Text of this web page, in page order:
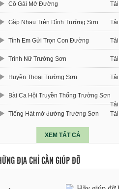
Cô Gái Mở Đường Tải
Gặp Nhau Trên Đỉnh Trường Sơn Tải
Tình Em Gửi Trọn Con Đường Tải
Trinh Nữ Trường Sơn Tải
Huyền Thoại Trường Sơn Tải
Bài Ca Hội Truyền Thống Trường Sơn
Tải
Tiếng Hát mở đường Trường Sơn
Tải
XEM TẤT CẢ
ĐỊA CHỈ CẦN GIÚP ĐỠ